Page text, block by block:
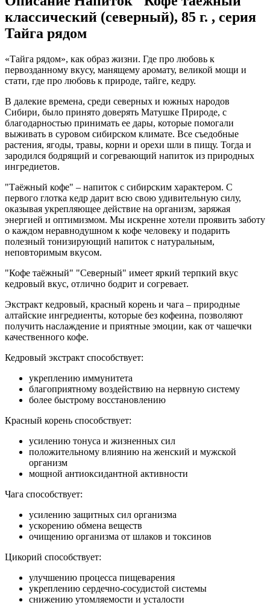
классический (северный), 85 г. , серия
Тайга рядом
«Тайга рядом», как образ жизни. Где про любовь к
первозданному вкусу, манящему аромату, великой мощи и
стати, где про любовь к природе, тайге, кедру.
В далекие времена, среди северных и южных народов
Сибири, было принято доверять Матушке Природе, с
благодарностью принимать ее дары, которые помогали
выживать в суровом сибирском климате. Все съедобные
растения, ягоды, травы, корни и орехи шли в пищу. Тогда и
зародился бодрящий и согревающий напиток из природных
ингредиетов.
"Таёжный кофе" – напиток с сибирским характером. С
первого глотка кедр дарит всю свою удивительную силу,
оказывая укрепляющее действие на организм, заряжая
энергией и оптимизмом. Мы искренне хотели проявить заботу
о каждом неравнодушном к кофе человеку и подарить
полезный тонизирующий напиток с натуральным,
неповторимым вкусом.
"Кофе таёжный" "Северный" имеет яркий терпкий вкус
кедровый вкус, отлично бодрит и согревает.
Экстракт кедровый, красный корень и чага – природные
алтайские ингредиенты, которые без кофеина, позволяют
получить наслаждение и приятные эмоции, как от чашечки
качественного кофе.
Кедровый экстракт способствует:
укреплению иммунитета
благоприятному воздействию на нервную систему
более быстрому восстановлению
Красный корень способствует:
усилению тонуса и жизненных сил
положительному влиянию на женский и мужской
организм
мощной антиоксидантной активности
Чага способствует:
усилению защитных сил организма
ускорению обмена веществ
очищению организма от шлаков и токсинов
Цикорий способствует:
улучшению процесса пищеварения
укреплению сердечно-сосудистой системы
снижению утомляемости и усталости